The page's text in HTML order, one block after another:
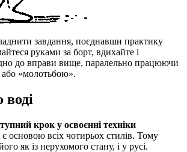
завдання, поєднавши практику
руками за борт, вдихайте і
до вправи вище, паралельно працюючи
«молотьбою».
крок у освоєнні техніки
є основою всіх чотирьох стилів. Тому
як із нерухомого стану, і у русі.